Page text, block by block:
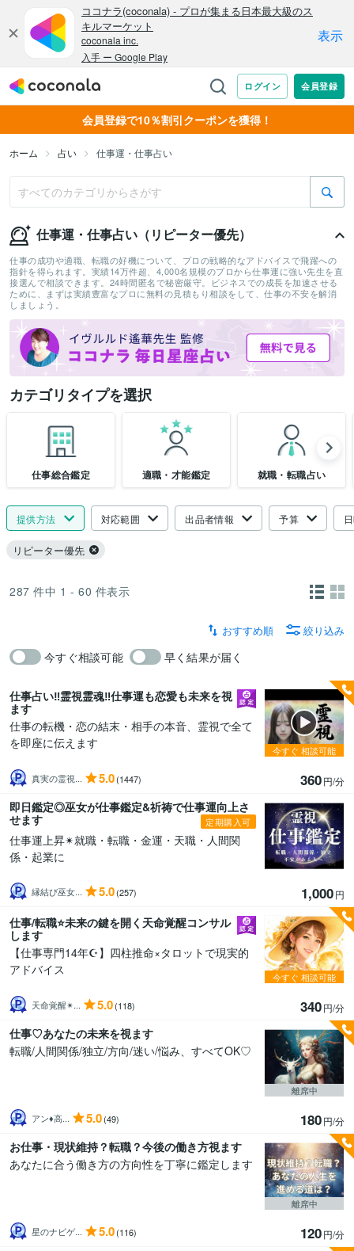
会員登録で10％割引クーポンを獲得！
ホーム 占い 仕事運・仕事占い
仕事運・仕事占い（リピーター優先）
仕事の成功や適職、転職の好機について、プロの戦略的なアドバイスで飛躍への
指針を得られます。実績14万件超、4,000名規模のプロから仕事運に強い先生を直
接選んで相談できます。24時間匿名で秘密厳守。ビジネスでの成長を加速させる
ために、まずは実績豊富なプロに無料の見積もり相談をして、仕事の不安を解消
しましょう。
カテゴリタイプを選択
仕事総合鑑定 適職・才能鑑定 就職・転職占い
提供方法 対応範囲 出品者情報 予算
リピーター優先
287 件中 1 - 60 件表示
今すぐ相談可能 早く結果が届く
おすすめ順 絞り込み
仕事占い‼️霊視霊魂‼️仕事運も恋愛も未来を視
ます
仕事の転機・恋の結末・相手の本音、霊視で全て
を即座に伝えます
真実の霊視... 5.0(1447) 360円/分
今すぐ 相談可能
即日鑑定◎巫女が仕事鑑定&祈祷で仕事運向上さ
せます
定期購入可
仕事運上昇✴︎就職・転職・金運・天職・人間関
係・起業に
縁結び巫女... 5.0(257) 1,000円
仕事/転職⭐️未来の鍵を開く天命覚醒コンサル
します
【仕事専門14年☪️】四柱推命×タロットで現実的
アドバイス
天命覚醒✴... 5.0(118) 340円/分
今すぐ 相談可能
仕事♡あなたの未来を視ます
転職/人間関係/独立/方向/迷い/悩み、すべてOK♡
アン♦︎高... 5.0(49) 180円/分
離席中
お仕事・現状維持？転職？今後の働き方視ます
あなたに合う働き方の方向性を丁寧に鑑定します
星のナビゲ... 5.0(116) 120円/分
離席中